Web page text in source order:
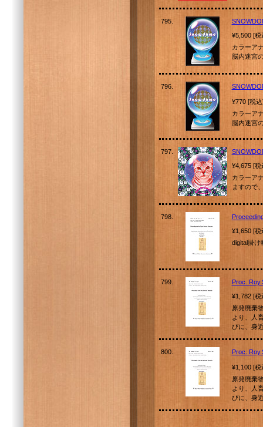
795.
¥5,500 [
カラーア
脳内迷宮
796.
¥770 [税
カラーア
脳内迷宮
797.
¥4,675 [
カラーア
ますので
798.
¥1,650 [
digital掛け
799.
Proc.
¥1,782 [
原発廃棄
より、人
びに、身
800. Proc.
¥1,100 [
原発廃棄
より、人
びに、身